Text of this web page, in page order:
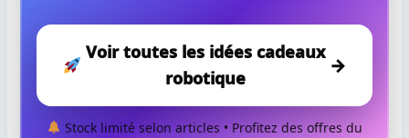
Voir toutes les idées cadeaux
robotique
→
Stock limité selon articles • Profitez des offres du